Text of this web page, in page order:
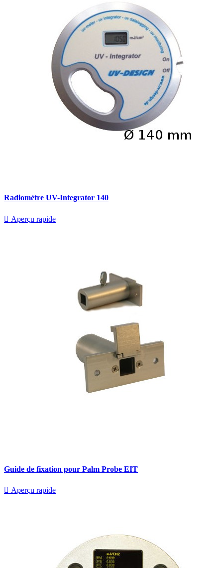
Radiomètre UV-Integrator 140
 Aperçu rapide
Guide de fixation pour Palm Probe EIT
 Aperçu rapide